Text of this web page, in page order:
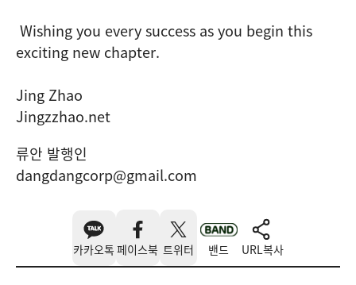
Wishing you every success as you begin this
exciting new chapter.
Jing Zhao
Jingzzhao.net
류안 발행인
dangdangcorp@gmail.com
카카오톡 페이스북 트위터 밴드 URL복사